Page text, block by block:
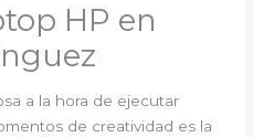
HP en
a la hora de ejecutar
de creatividad es la